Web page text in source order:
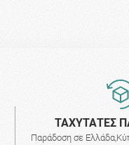
ΤΑΧΥΤΑΤΕΣ
Παράδοση σε